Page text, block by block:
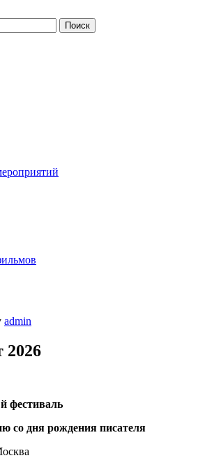
admin
2026
фестиваль
со дня рождения писателя